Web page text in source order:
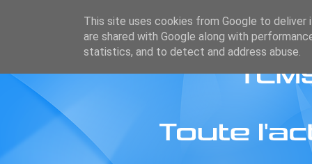
This site uses cookies from Google to deliver
are shared with Google along with
statistics, and to detect and address abuse.